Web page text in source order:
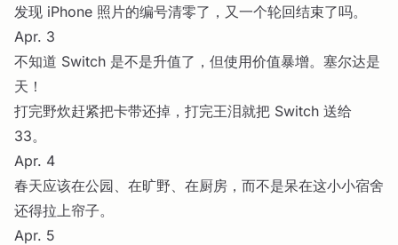
发现 iPhone 照片的编号清零了，又一个轮回结束了吗。
Apr. 3
不知道 Switch 是不是升值了，但使用价值暴增。塞尔达是
天！
打完野炊赶紧把卡带还掉，打完王泪就把 Switch 送给
33。
Apr. 4
春天应该在公园、在旷野、在厨房，而不是呆在这小小宿舍
还得拉上帘子。
Apr. 5